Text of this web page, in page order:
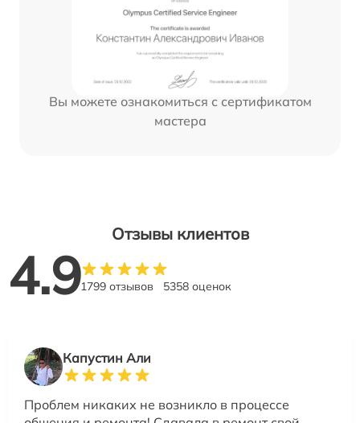
Вы можете ознакомиться с сертификатом
мастера
Отзывы клиентов
4.91799 отзывов 5358 оценок
Капустин Али
Проблем никаких не возникло в процессе